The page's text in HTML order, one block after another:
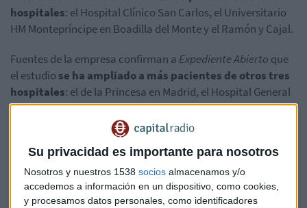
Su privacidad es importante para nosotros
Nosotros y nuestros 1538 socios almacenamos y/o
accedemos a información en un dispositivo, como cookies,
y procesamos datos personales, como identificadores
hospitales: el Hospital Clínico San Carlos, el Universitario
HM Montepríncipeen Boadilla del Monte y el Ramón yCajal.
Fuentes de la empresa confirman a Expediente Abierto que
el estudio se ha ampliado a más pacientes de otros tres
hospitales: el de la Princesa en Madrid, el Hospital General
de Ciudad Real y el UniversitarioGermansTrias iPujolde
Badalona. Según consta en el Registro Español de Estudios
ya está "activo" en el de la Princesa
pero no todavía en los otros dos.